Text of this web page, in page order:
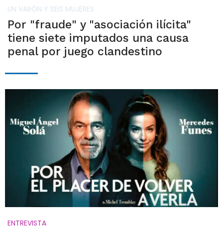
UN VARÓN Y SEIS MUJERES
Por "fraude" y "asociación ilícita"
tiene siete imputados una causa
penal por juego clandestino
ENTREVISTA